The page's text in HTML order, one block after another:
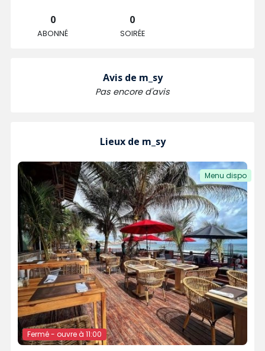
0
ABONNÉ
0
SOIRÉE
Avis de m_sy
Pas encore d'avis
Lieux de m_sy
Fermé - ouvre à 11:00
Menu dispo